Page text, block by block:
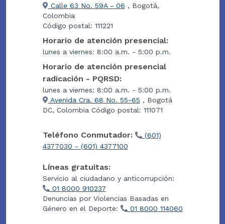
Calle 63 No. 59A - 06 , Bogotá,
Colombia
Código postal: 111221
Horario de atención presencial:
lunes a viernes: 8:00 a.m. - 5:00 p.m.
Horario de atención presencial
radicación - PQRSD:
lunes a viernes: 8:00 a.m. - 5:00 p.m.
Avenida Cra. 68 No. 55-65 , Bogotá
DC, Colombia Código postal: 111071
Teléfono Conmutador:
(601)
4377030 - (601) 4377100
Líneas gratuitas:
Servicio al ciudadano y anticorrupción:
01 8000 910237
Denuncias por Violencias Basadas en
Género en el Deporte:
01 8000 114060